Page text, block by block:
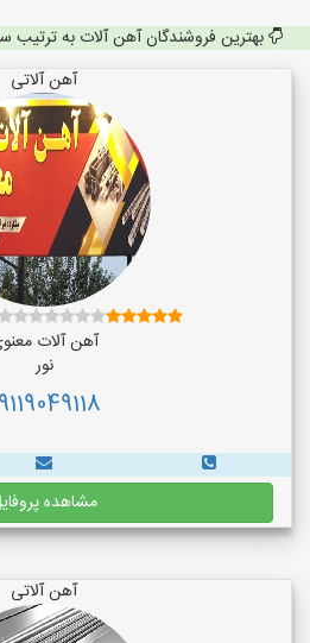
بهترین فروشندگان آهن آلات به ترتیب
آهن آلاتی
آهن آلات
نور
مشاهده
آهن آلاتی